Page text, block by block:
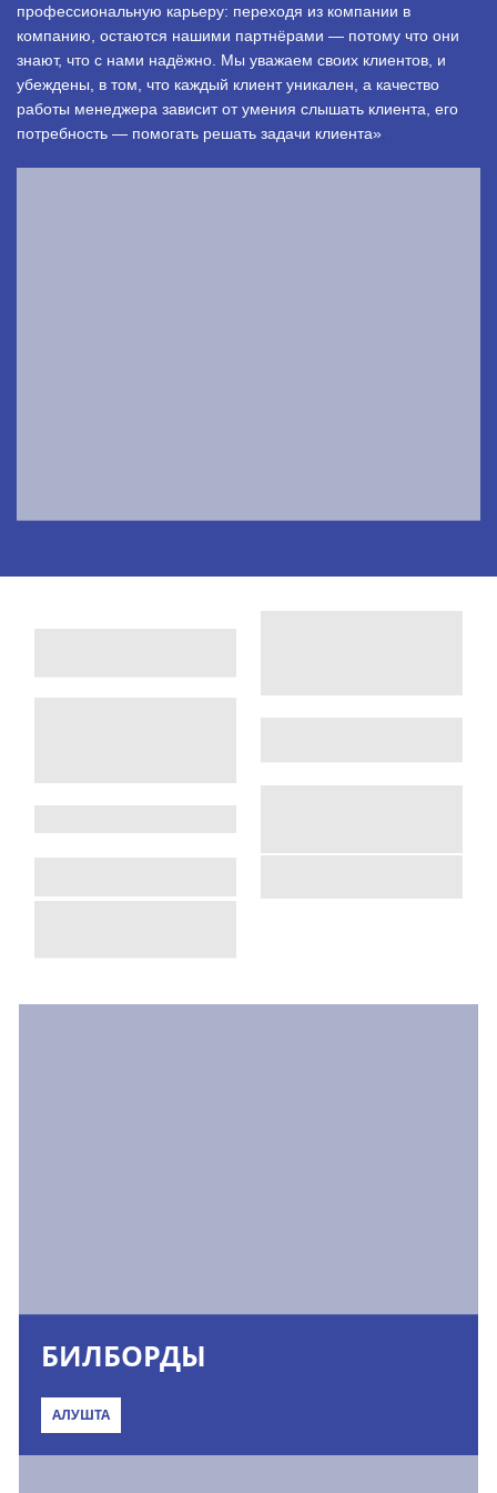
профессиональную карьеру: переходя из компании в
компанию, остаются нашими партнёрами — потому что они
знают, что с нами надёжно. Мы уважаем своих клиентов, и
убеждены, в том, что каждый клиент уникален, а качество
работы менеджера зависит от умения слышать клиента, его
потребность — помогать решать задачи клиента»
БИЛБОРДЫ
АЛУШТА